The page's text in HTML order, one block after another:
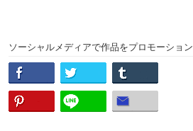
ソーシャルメディアで作品をプロモーション